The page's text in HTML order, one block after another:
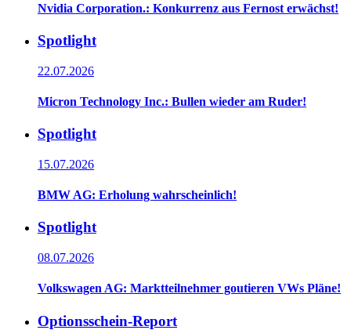
Nvidia Corporation.: Konkurrenz aus Fernost erwächst!
Spotlight
22.07.2026
Micron Technology Inc.: Bullen wieder am Ruder!
Spotlight
15.07.2026
BMW AG: Erholung wahrscheinlich!
Spotlight
08.07.2026
Volkswagen AG: Marktteilnehmer goutieren VWs Pläne!
Optionsschein-Report